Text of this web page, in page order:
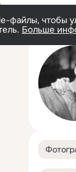
файлы, чтобы
Больше